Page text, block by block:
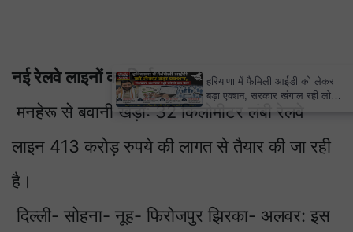
नई रेलवे लाइनों का निर्माण
मनहेरू से बवानी खेड़ा: 32 किलोमीटर लंबी रेलवे
लाइन 413 करोड़ रुपये की लागत से तैयार की जा रही
है।
दिल्ली- सोहना- नूह- फिरोजपुर झिरका- अलवर: इस
×
हरियाणा में फैमिली आईडी को लेकर
बड़ा एक्शन, सरकार खंगाल रही लोगों
का डेटा